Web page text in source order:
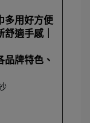
多用好方便
舒適手感｜
品牌特色、